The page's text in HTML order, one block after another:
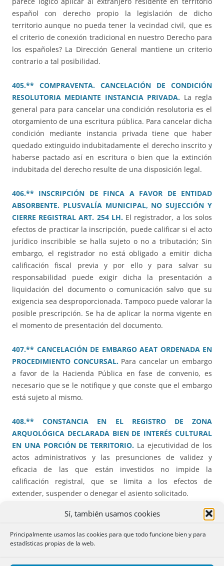
Sí, también usamos cookies
Principalmente usamos las cookies para que todo funcione bien y para
estadísticas propias de la web.
español con derecho propio la legislación de dicho
territorio aunque no pueda tener la vecindad civil, que es
el criterio de conexión tradicional en nuestro Derecho para
los españoles? La Dirección General mantiene un criterio
contrario a tal posibilidad.
405.** COMPRAVENTA. CANCELACIÓN DE CONDICIÓN
RESOLUTORIA MEDIANTE INSTANCIA PRIVADA. La regla
general para para cancelar una condición resolutoria es el
otorgamiento de una escritura pública. Para cancelar dicha
condición mediante instancia privada tiene que haber
quedado extinguido indubitadamente el derecho inscrito y
haberse pactado así en escritura o bien que la extinción
indubitada del derecho resulte de una disposición legal.
406.** INSCRIPCIÓN DE FINCA A FAVOR DE ENTIDAD
ABSORBENTE. PLUSVALÍA MUNICIPAL, NO SUJECCIÓN Y
CIERRE REGISTRAL ART. 254 LH.El registrador, a los solos
efectos de practicar la inscripción, puede calificar si el acto
jurídico inscribible se halla sujeto o no a tributación; Sin
embargo, el registrador no está obligado a emitir dicha
calificación fiscal previa y por ello y para salvar su
responsabilidad puede exigir dicha la presentación a
liquidación del documento o comunicación salvo que su
exigencia sea desproporcionada. Tampoco puede valorar la
posible prescripción. Se ha de aplicar la norma vigente en
el momento de presentación del documento.
407.** CANCELACIÓN DE EMBARGO AEAT ORDENADA EN
PROCEDIMIENTO CONCURSAL.Para cancelar un embargo
a favor de la Hacienda Pública en fase de convenio, es
necesario que se le notifique y que conste que el embargo
está sujeto al mismo.
408.** CONSTANCIA EN EL REGISTRO DE ZONA
ARQUOLÓGICA DECLARADA BIEN DE INTERÉS CULTURAL
EN UNA PORCIÓN DE TERRITORIO. La ejecutividad de los
actos administrativos y las presunciones de validez y
eficacia de las que están investidos no impide la
calificación registral, que se limita a los efectos de
extender, suspender o denegar el asiento solicitado.
409.*** ESCRITURA DE HERENCIA INTERNACIONAL.
FRANCÉS.Compleja resolución que analiza la